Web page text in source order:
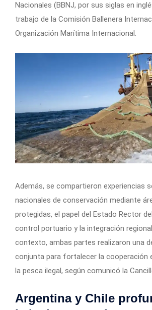
Nacionales (BBNJ, por sus siglas en
trabajo de la Comisión Ballenera
Organización Marítima Internacional.
Además, se compartieron experiencias
nacionales de conservación mediante
protegidas, el papel del Estado Rector
control portuario y la integración
contexto, ambas partes realizaron una
conjunta para fortalecer la cooperación
la pesca ilegal, según comunicó la
Argentina y Chile